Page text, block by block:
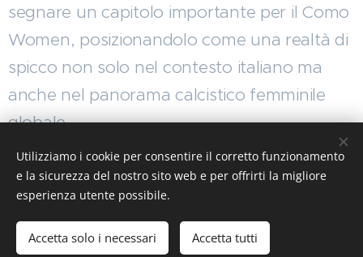
segnare un capitolo importante per il Como
Women, posizionandolo come una realtà di
spicco non solo nel contesto italiano ma
anche nel panorama calcistico femminile
globale.
Utilizziamo i cookie per consentire il corretto funzionamento
e la sicurezza del nostro sito web e per offrirti la migliore
esperienza utente possibile.
Accetta solo i necessari Accetta tutti